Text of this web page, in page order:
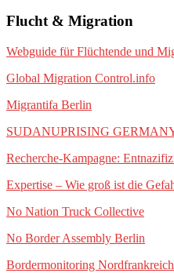
Flucht & Migration
Webguide für Flüchtende und
Global Migration Control.info
Migrantifa Berlin
SUDANUPRISING
Recherche-Kampagne:
Expertise – Wie groß ist die
No Nation Truck Collective
No Border Assembly Berlin
Bordermonitoring